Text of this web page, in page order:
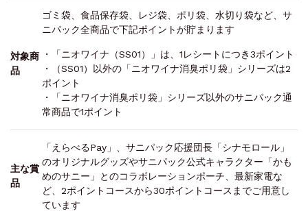
対象商
品
ゴミ袋、食品保存袋、レジ袋、ポリ袋、水切り袋など、サ
ニパック全商品で下記ポイントが貯まります
・「ニオワイナ（SS01）」は、1レシートにつき3ポイント
・（SS01）以外の「ニオワイナ消臭ポリ袋」シリーズは2
ポイント
・「ニオワイナ消臭ポリ袋」シリーズ以外のサニパック通
常商品で1ポイント
主な賞
品
「えらべるPay」、サニパック応援団長「シナモロール」
のオリジナルグッズやサニパック公式キャラクター「かも
めのサニー」とのコラボレーションポーチ、最新家電な
ど、2ポイントコースから30ポイントコースまでご用意し
ています